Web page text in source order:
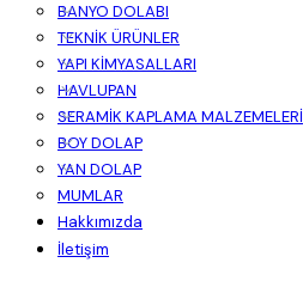
BANYO DOLABI
TEKNİK ÜRÜNLER
YAPI KİMYASALLARI
HAVLUPAN
SERAMİK KAPLAMA MALZEMELERİ
BOY DOLAP
YAN DOLAP
MUMLAR
Hakkımızda
İletişim